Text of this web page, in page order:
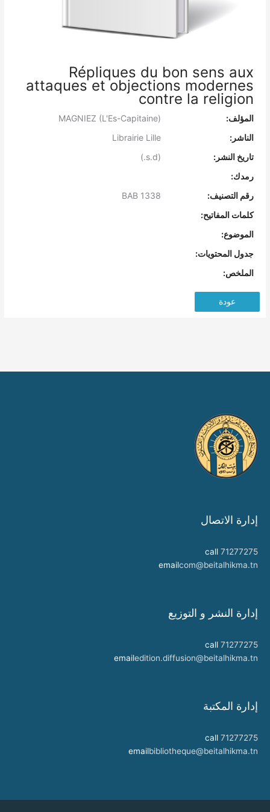
Répliques du bon sens aux
attaques et objections modernes
contre la religion
المؤلف:
الناشر:
Librairie Lille
تاريخ النشر:
(s.d.)
رمدك:
رقم التصنيف:
كلمات المفاتيح:
الموضوع:
جدول المحتويات:
الملخص:
عودة
إدارة الاتصال
call 71277275
emailcom@beitalhikma.tn
إدارة النشر و التوزيع
call 71277275
emailedition.diffusion@beitalhikma.tn
إدارة المكتبة
call 71277275
emailbibliotheque@beitalhikma.tn